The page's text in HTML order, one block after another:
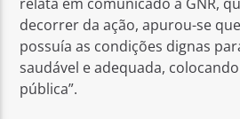
decorrer da ação, apurou-se
possuía as condições dignas
saudável e adequada,
pública”.